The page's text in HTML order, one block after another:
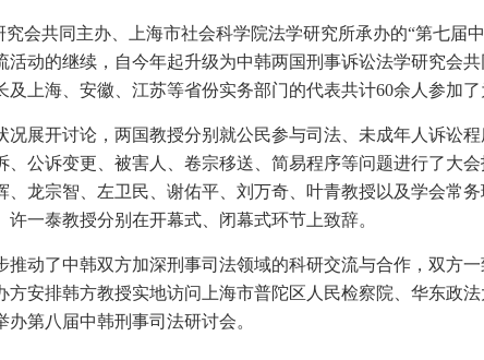
会共同主办、上海市社会科学院法学研究所承办的“第七届
动的继续，自今年起升级为中韩两国刑事诉讼法学研究会
上海、安徽、江苏等省份实务部门的代表共计60余人参加了
展开讨论，两国教授分别就公民参与司法、未成年人诉讼
公诉变更、被害人、卷宗移送、简易程序等问题进行了大
龙宗智、左卫民、谢佑平、刘万奇、叶青教授以及学会常
一泰教授分别在开幕式、闭幕式环节上致辞。
动了中韩双方加深刑事司法领域的科研交流与合作，双方
安排韩方教授实地访问上海市普陀区人民检察院、华东政
第八届中韩刑事司法研讨会。